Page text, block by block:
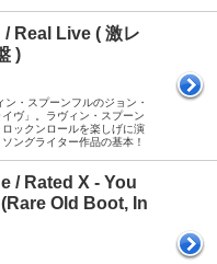
Real Live ( 激レ
)
・スプーンフルのジョン・
ヴ」。ラヴィン・スプーン
ックンロールを楽しげに演
ングライター作品の基本！
/ Rated X - You
Old Boot, In